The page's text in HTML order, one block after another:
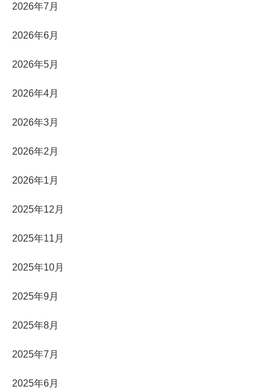
2026年7月
2026年6月
2026年5月
2026年4月
2026年3月
2026年2月
2026年1月
2025年12月
2025年11月
2025年10月
2025年9月
2025年8月
2025年7月
2025年6月